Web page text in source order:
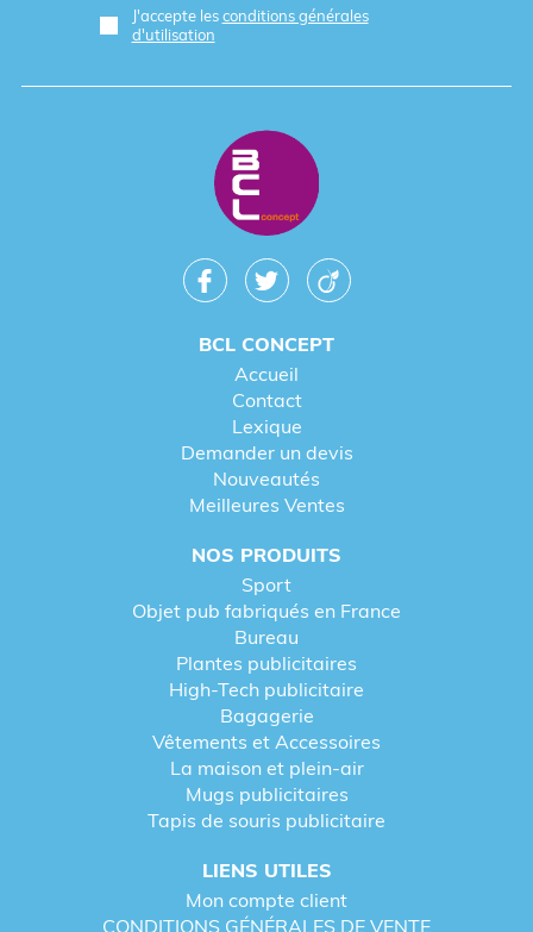
J'accepte lesconditions générales
d'utilisation
BCL CONCEPT
Accueil
Contact
Lexique
Demander un devis
Nouveautés
Meilleures Ventes
NOS PRODUITS
Sport
Objet pub fabriqués en France
Bureau
Plantes publicitaires
High-Tech publicitaire
Bagagerie
Vêtements et Accessoires
La maison et plein-air
Mugs publicitaires
Tapis de souris publicitaire
LIENS UTILES
Mon compte client
CONDITIONS GÉNÉRALES DE VENTE